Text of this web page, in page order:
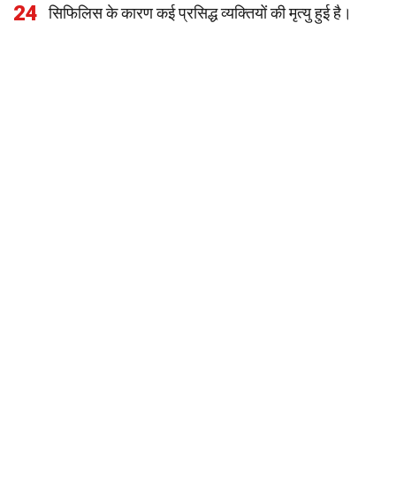
24 सिफिलिस के कारण कई प्रसिद्ध व्यक्तियों की मृत्यु हुई है।